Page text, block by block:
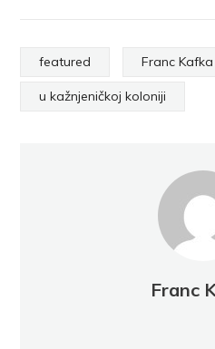
featured Franc Kafka
u kažnjeničkoj koloniji
Franc